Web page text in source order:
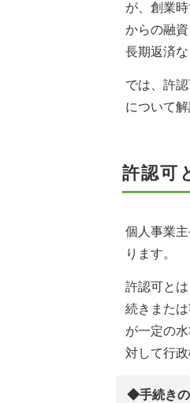
が、創業
からの融
長期返済
では、許
について解
許認可
個人事業
ります。
許認可と
続きまた
が一定の
対して行
◆手続きの